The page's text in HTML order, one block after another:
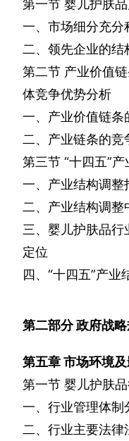
第一节 婴儿护肤
一、市场细分充分
二、领先企业的结
第二节 产业价值
体竞争优势分析
一、产业价值链条
二、产业链条的
第三节 “十四五”
一、产业结构调整
二、产业结构调
三、婴儿护肤品
定位
四、“十四五”产业
第二部分政府战略
第五章市场环境
第一节 婴儿护肤
一、行业管理体制
二、行业主要法律